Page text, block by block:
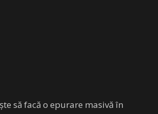
să facă o epurare masivă în